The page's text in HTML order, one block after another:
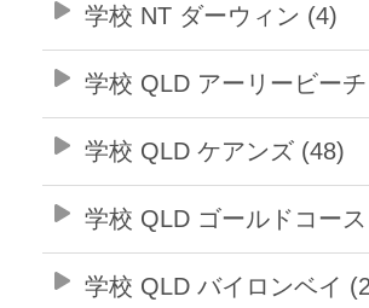
学校 NT ダーウィン (4)
学校 QLD アーリービー
学校 QLD ケアンズ (48)
学校 QLD ゴールドコー
学校 QLD バイロンベイ